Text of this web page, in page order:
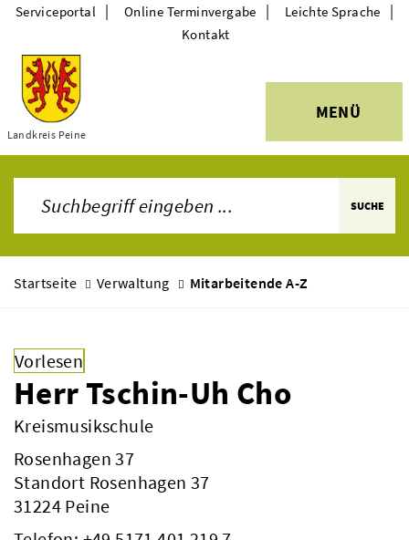
Themen
Landkreis Peine
MENÜ
Serviceportal | Online Terminvergabe | Leichte Sprache |
Kontakt
SUCHE
Startseite Verwaltung Mitarbeitende A-Z
Vorlesen
Herr Tschin-Uh Cho
Kreismusikschule
Rosenhagen 37
Standort Rosenhagen 37
31224 Peine